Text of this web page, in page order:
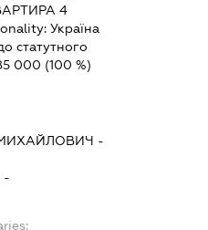
4
Україна
статутного
000 (100 %)
-
-